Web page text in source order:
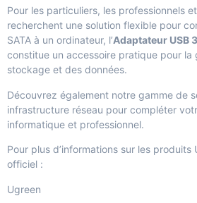
Pour les particuliers, les professionnels
recherchent une solution flexible pour
SATA à un ordinateur, l’Adaptateur USB
constitue un accessoire pratique pour la
stockage et des données.
Découvrez également notre gamme de
infrastructure réseau pour compléter
informatique et professionnel.
Pour plus d’informations sur les
officiel :
Ugreen